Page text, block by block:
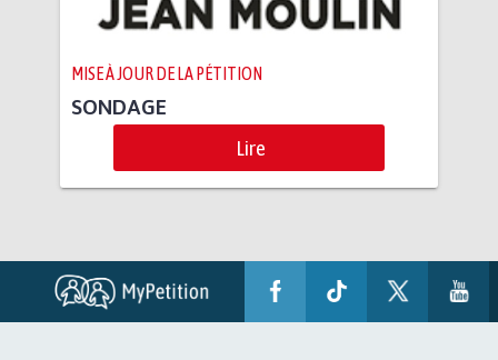
MISE À JOUR DE LA PÉTITION
SONDAGE
Lire